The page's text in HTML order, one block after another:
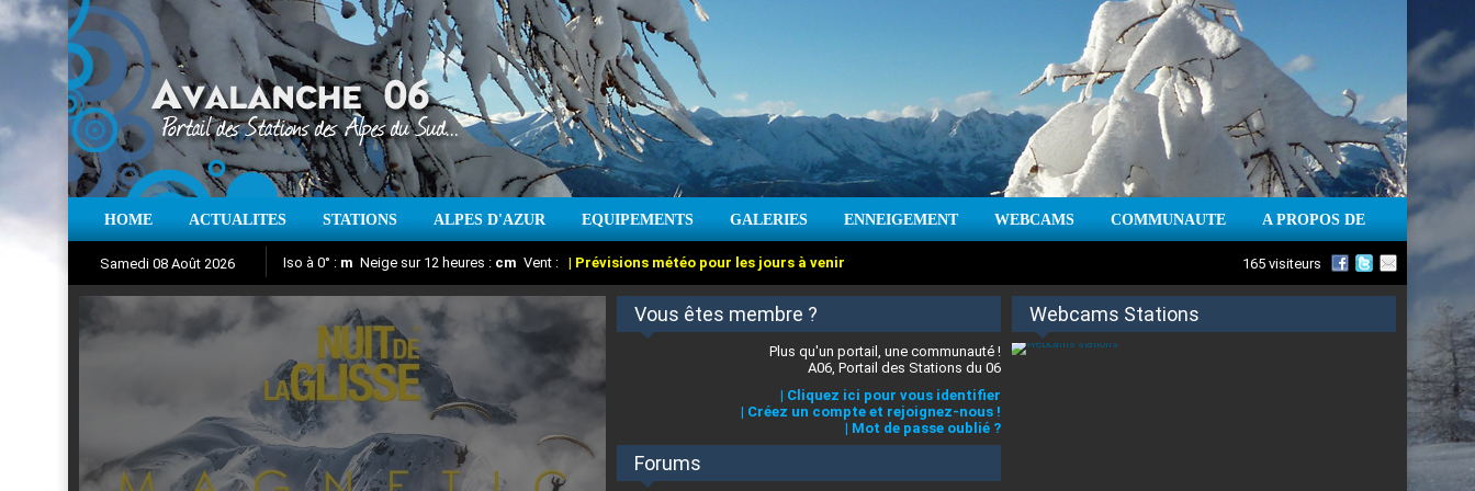
HOME ACTUALITES STATIONS ALPES D'AZUR EQUIPEMENTS GALERIES ENNEIGEMENT WEBCAMS COMMUNAUTE A PROPOS DE
Samedi 08 Août 2026
Aujourd'hui : T° Min : °C Prévisions météo pour les jours à venir
Iso à 0° : m Neige sur 12 heures : cm Vent : | Prévisions météo pour les jours à venir
Suivez en direct l'actualité des stations des Alpes-Maritimes
165 visiteurs
Nuit de la Glisse 2018 Vous êtes membre ?
Plus qu'un portail, une communauté !
A06, Portail des Stations du 06
| Cliquez ici pour vous identifier
| Créez un compte et rejoignez-nous !
| Mot de passe oublié ?
Forums
Webcams Stations